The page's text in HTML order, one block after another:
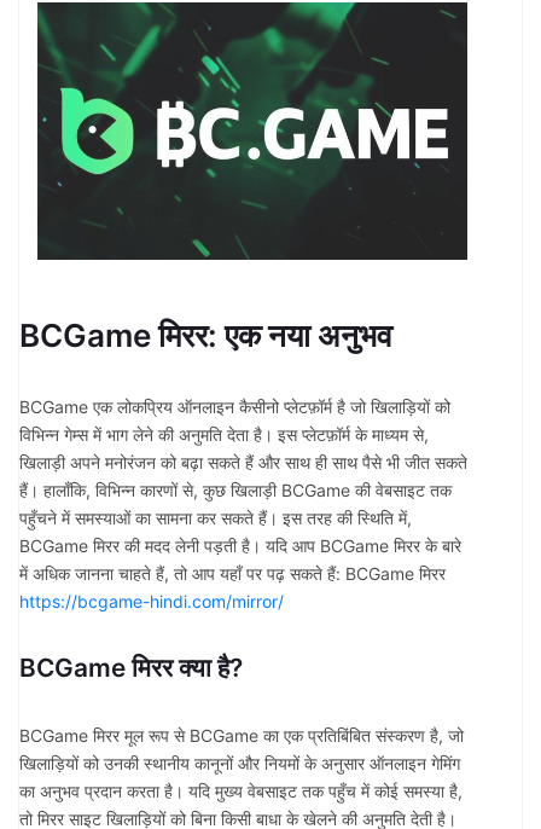
BCGame मिरर: एक नया अनुभव
BCGame एक लोकप्रिय ऑनलाइन कैसीनो प्लेटफ़ॉर्म है जो खिलाड़ियों को
विभिन्न गेम्स में भाग लेने की अनुमति देता है। इस प्लेटफ़ॉर्म के माध्यम से,
खिलाड़ी अपने मनोरंजन को बढ़ा सकते हैं और साथ ही साथ पैसे भी जीत सकते
हैं। हालाँकि, विभिन्न कारणों से, कुछ खिलाड़ी BCGame की वेबसाइट तक
पहुँचने में समस्याओं का सामना कर सकते हैं। इस तरह की स्थिति में,
BCGame मिरर की मदद लेनी पड़ती है। यदि आप BCGame मिरर के बारे
में अधिक जानना चाहते हैं, तो आप यहाँ पर पढ़ सकते हैं: BCGame मिरर
https://bcgame-hindi.com/mirror/
BCGame मिरर क्या है?
BCGame मिरर मूल रूप से BCGame का एक प्रतिबिंबित संस्करण है, जो
खिलाड़ियों को उनकी स्थानीय कानूनों और नियमों के अनुसार ऑनलाइन गेमिंग
का अनुभव प्रदान करता है। यदि मुख्य वेबसाइट तक पहुँच में कोई समस्या है,
तो मिरर साइट खिलाड़ियों को बिना किसी बाधा के खेलने की अनुमति देती है।